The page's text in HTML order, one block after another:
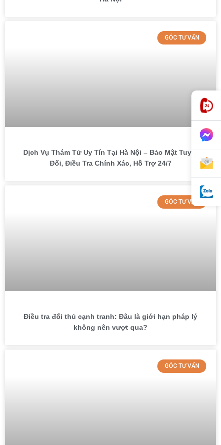
GÓC TƯ VẤN
Dịch Vụ Thám Tử Uy Tín Tại Hà Nội – Bảo Mật Tuyệt
Đối, Điều Tra Chính Xác, Hỗ Trợ 24/7
GÓC TƯ VẤN
Điều tra đối thủ cạnh tranh: Đâu là giới hạn pháp lý
không nên vượt qua?
GÓC TƯ VẤN